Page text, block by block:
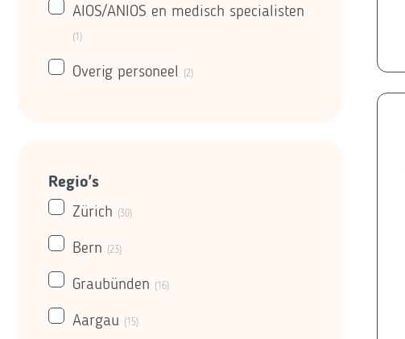
AIOS/ANIOS en medisch specialisten
(1)
Overig personeel (2)
Regio's
Zürich (30)
Bern (23)
Graubünden (16)
Aargau (15)